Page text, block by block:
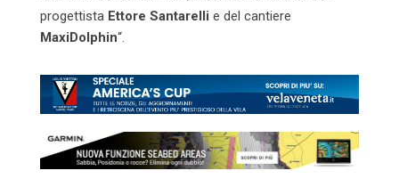
progettista Ettore Santarelli e del cantiere
MaxiDolphin“.